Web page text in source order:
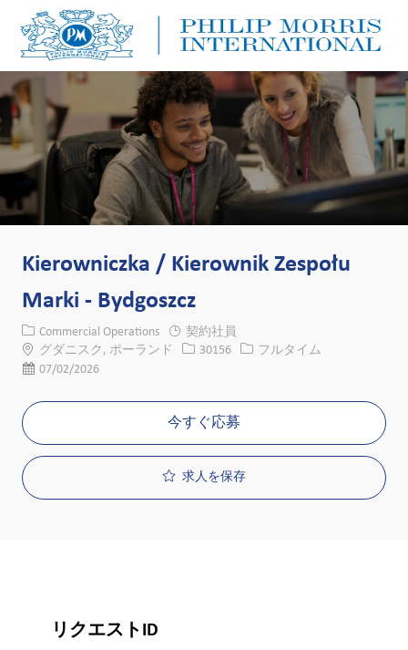
Kierowniczka / Kierownik Zespołu
Marki - Bydgoszcz
カテゴリー
Commercial Operations
契約社員
場所グダニスク, ポーランド 求人ID
30156 役職フルタイム
投稿日07/02/2026
今すぐ応募
求人を保存
リクエストID